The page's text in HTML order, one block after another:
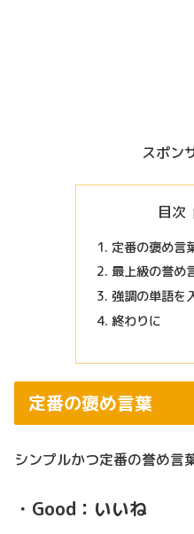
スポン
目次
定番の褒め言
最上級の誉め
強調の単語を
終わりに
定番の褒め言葉
シンプルかつ定番の誉め言
・Good：いいね